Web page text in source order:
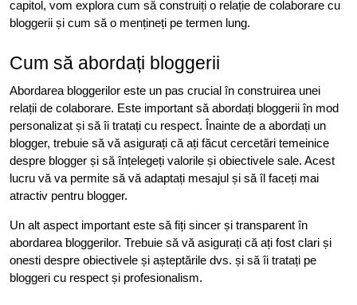
capitol, vom explora cum să construiți o relație de colaborare cu
bloggerii și cum să o mențineți pe termen lung.
Cum să abordați bloggerii
Abordarea bloggerilor este un pas crucial în construirea unei
relații de colaborare. Este important să abordați bloggerii în mod
personalizat și să îi tratați cu respect. Înainte de a abordați un
blogger, trebuie să vă asigurați că ați făcut cercetări temeinice
despre blogger și să înțelegeți valorile și obiectivele sale. Acest
lucru vă va permite să vă adaptați mesajul și să îl faceți mai
atractiv pentru blogger.
Un alt aspect important este să fiți sincer și transparent în
abordarea bloggerilor. Trebuie să vă asigurați că ați fost clari și
onesti despre obiectivele și așteptările dvs. și să îi tratați pe
bloggeri cu respect și profesionalism.